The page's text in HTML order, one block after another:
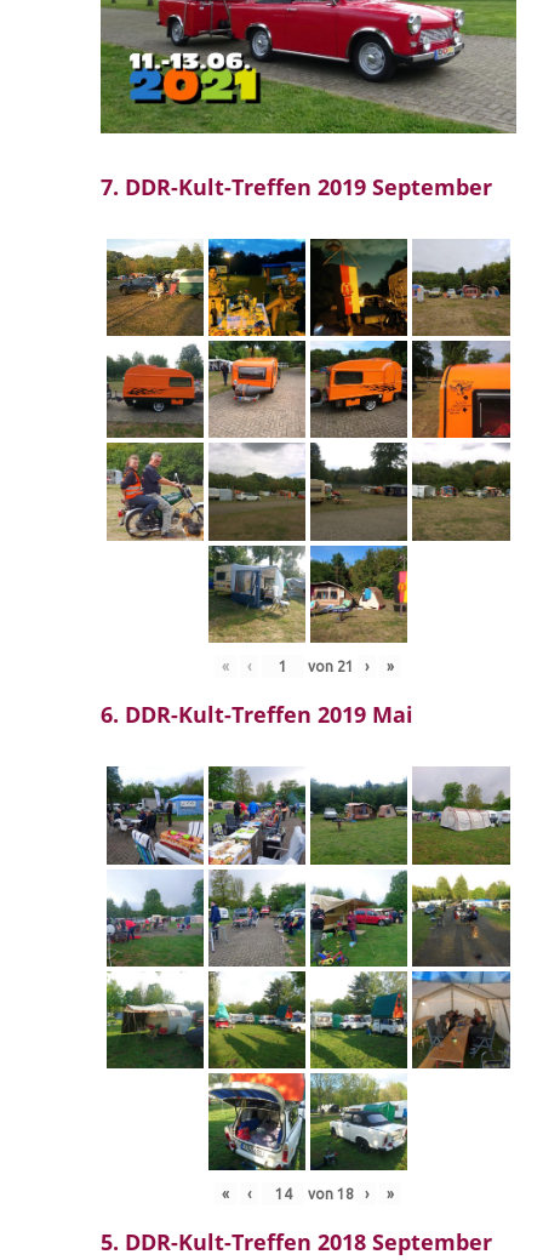
7. DDR-Kult-Treffen 2019 September
« ‹ von 21 › »
6. DDR-Kult-Treffen 2019 Mai
« ‹ von 18 › »
5. DDR-Kult-Treffen 2018 September